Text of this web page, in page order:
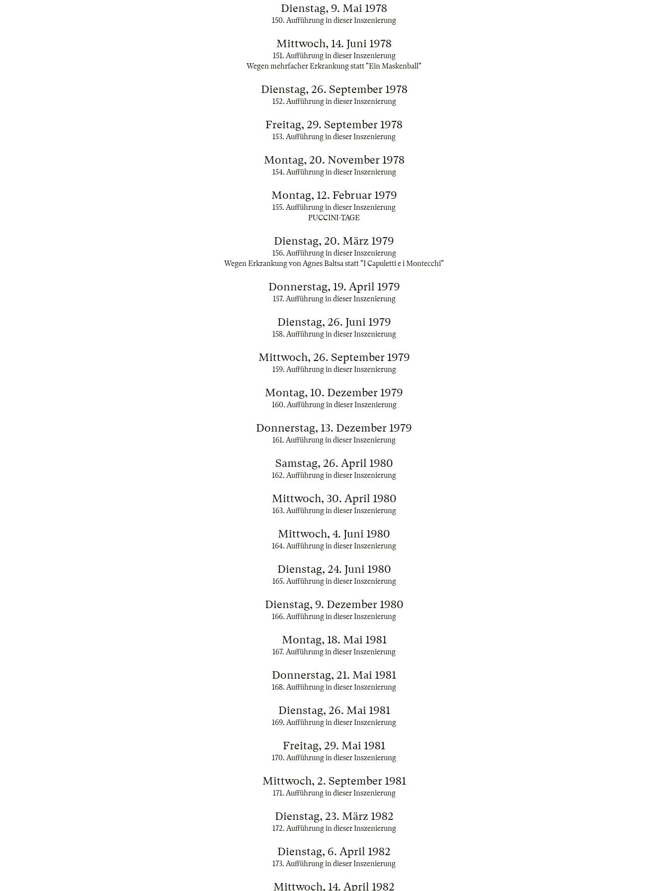
Dienstag, 9. Mai 1978
150. Aufführung in dieser Inszenierung
Mittwoch, 14. Juni 1978
151. Aufführung in dieser Inszenierung
Wegen mehrfacher Erkrankung statt "Ein Maskenball"
Dienstag, 26. September 1978
152. Aufführung in dieser Inszenierung
Freitag, 29. September 1978
153. Aufführung in dieser Inszenierung
Montag, 20. November 1978
154. Aufführung in dieser Inszenierung
Montag, 12. Februar 1979
155. Aufführung in dieser Inszenierung
PUCCINI-TAGE
Dienstag, 20. März 1979
156. Aufführung in dieser Inszenierung
Wegen Erkrankung von Agnes Baltsa statt "I Capuletti e i Montecchi"
Donnerstag, 19. April 1979
157. Aufführung in dieser Inszenierung
Dienstag, 26. Juni 1979
158. Aufführung in dieser Inszenierung
Mittwoch, 26. September 1979
159. Aufführung in dieser Inszenierung
Montag, 10. Dezember 1979
160. Aufführung in dieser Inszenierung
Donnerstag, 13. Dezember 1979
161. Aufführung in dieser Inszenierung
Samstag, 26. April 1980
162. Aufführung in dieser Inszenierung
Mittwoch, 30. April 1980
163. Aufführung in dieser Inszenierung
Mittwoch, 4. Juni 1980
164. Aufführung in dieser Inszenierung
Dienstag, 24. Juni 1980
165. Aufführung in dieser Inszenierung
Dienstag, 9. Dezember 1980
166. Aufführung in dieser Inszenierung
Montag, 18. Mai 1981
167. Aufführung in dieser Inszenierung
Donnerstag, 21. Mai 1981
168. Aufführung in dieser Inszenierung
Dienstag, 26. Mai 1981
169. Aufführung in dieser Inszenierung
Freitag, 29. Mai 1981
170. Aufführung in dieser Inszenierung
Mittwoch, 2. September 1981
171. Aufführung in dieser Inszenierung
Dienstag, 23. März 1982
172. Aufführung in dieser Inszenierung
Dienstag, 6. April 1982
173. Aufführung in dieser Inszenierung
Mittwoch, 14. April 1982